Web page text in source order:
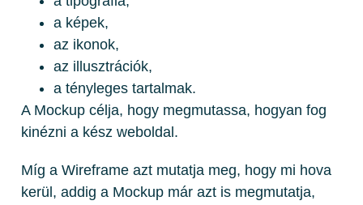
a képek,
az ikonok,
az illusztrációk,
a tényleges tartalmak.
A Mockup célja, hogy megmutassa, hogyan fog
kinézni a kész weboldal.
Míg a Wireframe azt mutatja meg, hogy mi hova
kerül, addig a Mockup már azt is megmutatja,